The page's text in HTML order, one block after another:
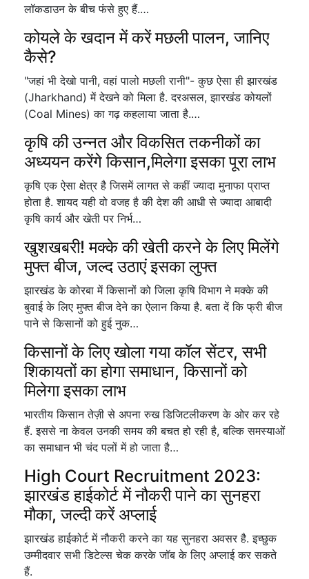
लॉकडाउन के बीच फंसे हुए हैं.…
कोयले के खदान में करें मछली पालन, जानिए
कैसे?
"जहां भी देखो पानी, वहां पालो मछली रानी"- कुछ ऐसा ही झारखंड
(Jharkhand) में देखने को मिला है. दरअसल, झारखंड कोयलों
(Coal Mines) का गढ़ कहलाया जाता है.…
कृषि की उन्नत और विकसित तकनीकों का
अध्ययन करेंगे किसान,मिलेगा इसका पूरा लाभ
कृषि एक ऐसा क्षेत्र है जिसमें लागत से कहीं ज्यादा मुनाफा प्राप्त
होता है. शायद यही वो वजह है की देश की आधी से ज्यादा आबादी
कृषि कार्य और खेती पर निर्भ…
खुशखबरी! मक्के की खेती करने के लिए मिलेंगे
मुफ्त बीज, जल्द उठाएं इसका लुफ्त
झारखंड के कोरबा में किसानों को जिला कृषि विभाग ने मक्के की
बुवाई के लिए मुफ्त बीज देने का ऐलान किया है. बता दें कि फ्री बीज
पाने से किसानों को हुई नुक…
किसानों के लिए खोला गया कॉल सेंटर, सभी
शिकायतों का होगा समाधान, किसानों को
मिलेगा इसका लाभ
भारतीय किसान तेज़ी से अपना रुख डिजिटलीकरण के ओर कर रहे
हैं. इससे ना केवल उनकी समय की बचत हो रही है, बल्कि समस्याओं
का समाधान भी चंद पलों में हो जाता है…
High Court Recruitment 2023:
झारखंड हाईकोर्ट में नौकरी पाने का सुनहरा
मौका, जल्दी करें अप्लाई
झारखंड हाईकोर्ट में नौकरी करने का यह सुनहरा अवसर है. इच्छुक
उम्मीदवार सभी डिटेल्स चेक करके जॉब के लिए अप्लाई कर सकते
हैं.